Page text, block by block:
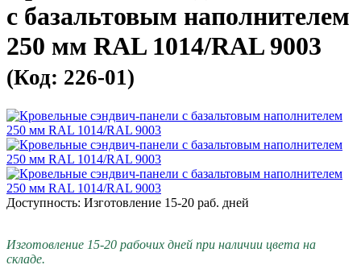
с базальтовым наполнителем
250 мм RAL 1014/RAL 9003
(Код: 226-01)
Доступность: Изготовление 15-20 раб. дней
Изготовление 15-20 рабочих дней при наличии цвета на
складе.